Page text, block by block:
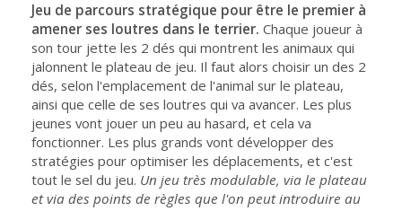
Jeu de parcours stratégique pour être le premier à
amener ses loutres dans le terrier. Chaque joueur à
son tour jette les 2 dés qui montrent les animaux qui
jalonnent le plateau de jeu. Il faut alors choisir un des 2
dés, selon l'emplacement de l'animal sur le plateau,
ainsi que celle de ses loutres qui va avancer. Les plus
jeunes vont jouer un peu au hasard, et cela va
fonctionner. Les plus grands vont développer des
stratégies pour optimiser les déplacements, et c'est
tout le sel du jeu. Un jeu très modulable, via le plateau
et via des points de règles que l'on peut introduire au